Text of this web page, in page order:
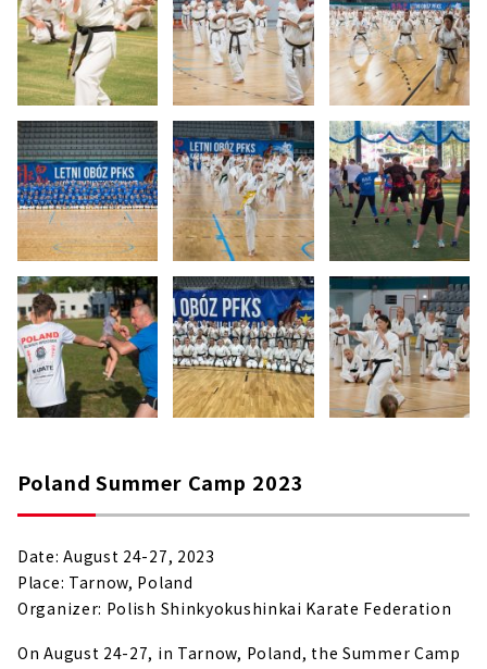
Poland Summer Camp 2023
Date: August 24-27, 2023
Place: Tarnow, Poland
Organizer: Polish Shinkyokushinkai Karate Federation
On August 24-27, in Tarnow, Poland, the Summer Camp